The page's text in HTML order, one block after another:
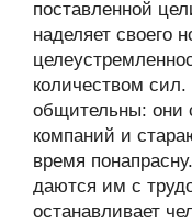
поставленной
наделяет своего
количеством
общительны: они
компаний и
время
даются им с
останавливает